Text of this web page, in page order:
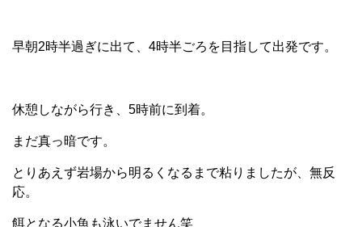
早朝2時半過ぎに出て、4時半ごろを目指して出発です。
休憩しながら行き、5時前に到着。
まだ真っ暗です。
とりあえず岩場から明るくなるまで粘りましたが、無反
応。
餌となる小魚も泳いでません笑